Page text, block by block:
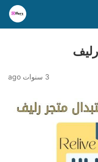
3 سنوات ago